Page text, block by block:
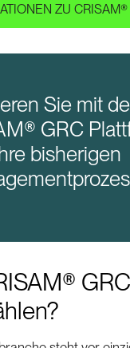
ZU CRISAM®
Sie mit
GRC
bisherigen